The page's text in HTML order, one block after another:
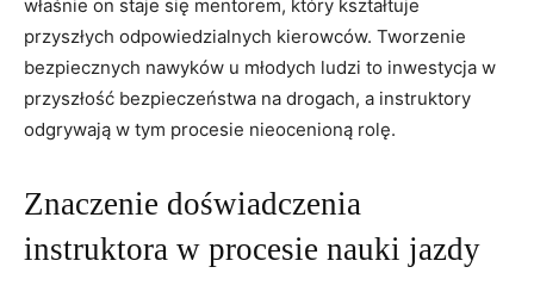
‌właśnie on staje ⁤się mentorem,​ który​ kształtuje
przyszłych odpowiedzialnych kierowców. Tworzenie
bezpiecznych ⁢nawyków u młodych ludzi ⁤to inwestycja⁤ w
przyszłość bezpieczeństwa na drogach, a‍ instruktory‍
odgrywają w tym⁢ procesie nieocenioną ⁣rolę.
Znaczenie doświadczenia
instruktora ⁢w procesie nauki jazdy